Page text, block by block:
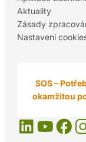
Aktuality
Zásady
Nastavení
SOS –
okamžitou